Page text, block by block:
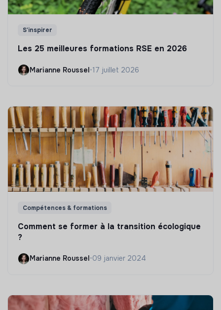
S'inspirer
Les 25 meilleures formations RSE en 2026
Marianne Roussel•17 juillet 2026
Compétences & formations
Comment se former à la transition écologique
?
Marianne Roussel •09 janvier 2024